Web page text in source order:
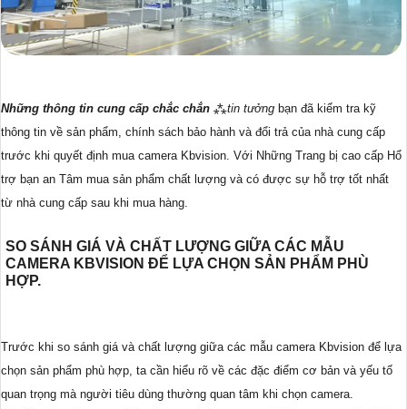
Những thông tin cung cấp chắc chắn ⁂tin tưởng bạn đã kiểm tra kỹ
thông tin về sản phẩm, chính sách bảo hành và đổi trả của nhà cung cấp
trước khi quyết định mua camera Kbvision. Với Những Trang bị cao cấp Hổ
trợ bạn an Tâm mua sản phẩm chất lượng và có được sự hỗ trợ tốt nhất
từ nhà cung cấp sau khi mua hàng.
SO SÁNH GIÁ VÀ CHẤT LƯỢNG GIỮA CÁC MẪU
CAMERA KBVISION ĐỂ LỰA CHỌN SẢN PHẨM PHÙ
HỢP.
Trước khi so sánh giá và chất lượng giữa các mẫu camera Kbvision để lựa
chọn sản phẩm phù hợp, ta cần hiểu rõ về các đặc điểm cơ bản và yếu tố
quan trọng mà người tiêu dùng thường quan tâm khi chọn camera.